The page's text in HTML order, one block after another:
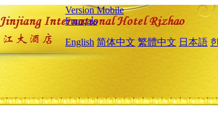
Version Mobile
Français
English 简体中文 繁體中文 日本語